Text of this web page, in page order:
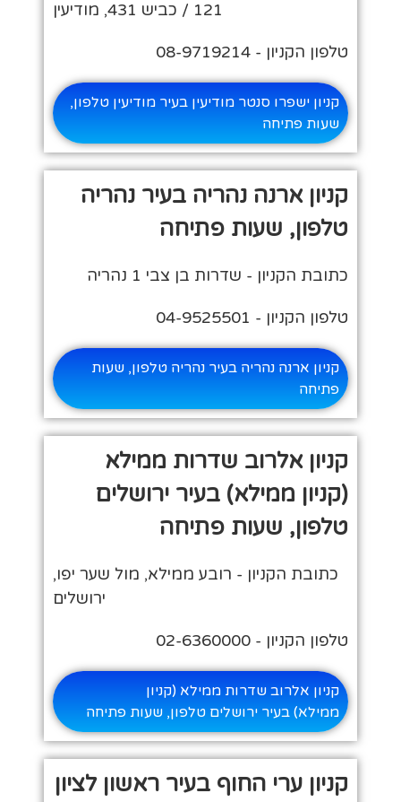
121 / כביש 431, מודיעין
טלפון הקניון - 08-9719214
קניון ישפרו סנטר מודיעין בעיר מודיעין טלפון,
שעות פתיחה
קניון ארנה נהריה בעיר נהריה
טלפון, שעות פתיחה
כתובת הקניון - שדרות בן צבי 1 נהריה
טלפון הקניון - 04-9525501
קניון ארנה נהריה בעיר נהריה טלפון, שעות
פתיחה
קניון אלרוב שדרות ממילא
(קניון ממילא) בעיר ירושלים
טלפון, שעות פתיחה
כתובת הקניון - רובע ממילא, מול שער יפו,
ירושלים
טלפון הקניון - 02-6360000
קניון אלרוב שדרות ממילא (קניון
ממילא) בעיר ירושלים טלפון, שעות פתיחה
קניון ערי החוף בעיר ראשון לציון